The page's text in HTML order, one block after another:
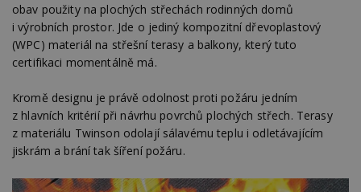
obav použity na plochých střechách rodinných domů
i výrobních prostor. Jde o jediný kompozitní dřevoplastový
(WPC) materiál na střešní terasy a balkony, který tuto
certifikaci momentálně má.
Kromě designu je právě odolnost proti požáru jedním
z hlavních kritérií při návrhu povrchů plochých střech. Terasy
z materiálu Twinson odolají sálavému teplu i odletávajícím
jiskrám a brání tak šíření požáru.